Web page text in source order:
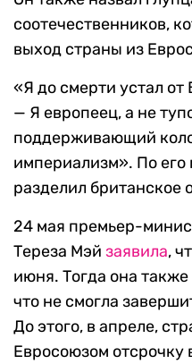
соотечественников,
выход страны из
«Я до смерти устал
— Я европеец, а не
поддерживающий
империализм». По
разделил британское
24 мая премьер-
Тереза Мэй заявила,
июня. Тогда она
что не смогла
До этого, в апреле,
Евросоюзом отсрочку